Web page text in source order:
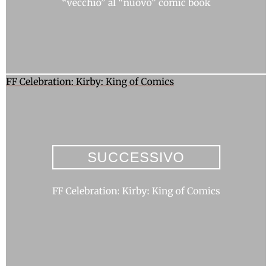
“vecchio” al “nuovo” comic book
SUCCESSIVO
FF Celebration: Kirby: King of Comics
FF Celebration: Kirby: King of Comics